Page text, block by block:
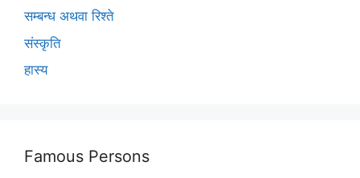
सम्बन्ध अथवा रिश्ते
संस्कृति
हास्य
Famous Persons